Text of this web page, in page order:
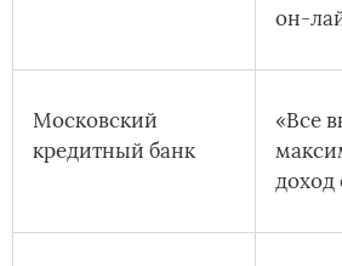
он-
Московский
кредитный банк
«Все
доход